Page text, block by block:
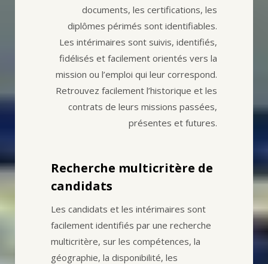
documents, les certifications, les
diplômes périmés sont identifiables.
Les intérimaires sont suivis, identifiés,
fidélisés et facilement orientés vers la
mission ou l’emploi qui leur correspond.
Retrouvez facilement l’historique et les
contrats de leurs missions passées,
présentes et futures.
Recherche multicritère de
candidats
Les candidats et les intérimaires sont
facilement identifiés par une recherche
multicritère, sur les compétences, la
géographie, la disponibilité, les